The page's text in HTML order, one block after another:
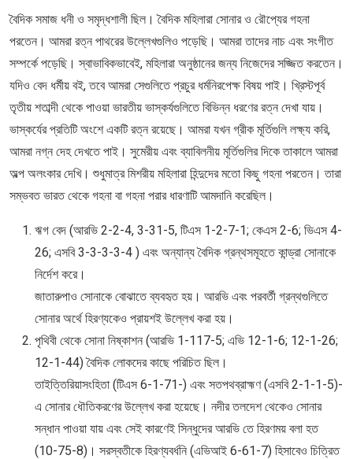
বৈদিক সমাজ ধনী ও সমৃদ্ধশালী ছিল। বৈদিক মহিলারা সোনার ও রৌপ্যের গহনা
পরতেন। আমরা রত্ন পাথরের উল্লেখগুলিও পড়েছি। আমরা তাদের নাচ এবং সংগীত
সম্পর্কে পড়েছি। স্বাভাবিকভাবেই, মহিলারা অনুষ্ঠানের জন্য নিজেদের সজ্জিত করতেন।
যদিও বেদ ধর্মীয় বই, তবে আমরা সেগুলিতে প্রচুর ধর্মনিরপেক্ষ বিষয় পাই। খ্রিস্টপূর্ব
তৃতীয় শতাব্দী থেকে পাওয়া ভারতীয় ভাস্কর্যগুলিতে বিভিন্ন ধরণের রত্ন দেখা যায়।
ভাস্কর্যের প্রতিটি অংশে একটি রত্ন রয়েছে। আমরা যখন গ্রীক মূর্তিগুলি লক্ষ্য করি,
আমরা নগ্ন দেহ দেখতে পাই। সুমেরীয় এবং ব্যাবিলনীয় মূর্তিগুলির দিকে তাকালে আমরা
অল্প অলংকার দেখি। শুধুমাত্র মিশরীয় মহিলারা হিন্দুদের মতো কিছু গহনা পরতেন। তারা
সম্ভবত ভারত থেকে গহনা বা গহনা পরার ধারণাটি আমদানি করেছিল।
ঋগ বেদ (আরভি 2-2-4, 3-31-5, টিএস 1-2-7-1; কেএস 2-6; ভিএস 4-
26; এসবি 3-3-3-3-4 ) এবং অন্যান্য বৈদিক গ্রন্থসমূহতে কান্ড্রা সোনাকে
নির্দেশ করে।
জাতারুপাও সোনাকে বোঝাতে ব্যবহৃত হয়। আরভি এবং পরবর্তী গ্রন্থগুলিতে
সোনার অর্থে হিরণ্যকেও প্রায়শই উল্লেখ করা হয়।
পৃথিবী থেকে সোনা নিষ্কাশন (আরভি 1-117-5; এভি 12-1-6; 12-1-26;
12-1-44) বৈদিক লোকদের কাছে পরিচিত ছিল।
তাইত্তিরিয়াসংহিতা (টিএস 6-1-71-) এবং সতপথব্রাহ্মণ (এসবি 2-1-1-5)-
এ সোনার ধৌতিকরণের উল্লেখ করা হয়েছে। নদীর তলদেশ থেকেও সোনার
সন্ধান পাওয়া যায় এবং সেই কারণেই সিন্ধুদের আরভি তে হিরণময় বলা হত
(10-75-8)। সরস্বতীকে হিরণ্যবর্ধনি (এভিআই 6-61-7) হিসাবেও চিত্রিত